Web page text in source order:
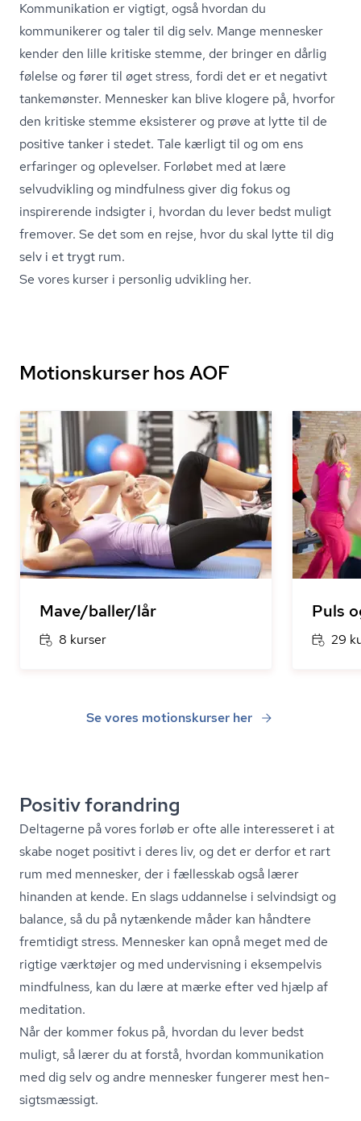
Kommunikation er vigtigt, også hvordan du
kommunikerer og taler til dig selv. Mange mennesker
kender den lille kritiske stemme, der bringer en dårlig
følelse og fører til øget stress, fordi det er et negativt
tankemønster. Mennesker kan blive klogere på, hvorfor
den kritiske stemme eksisterer og prøve at lytte til de
positive tanker i stedet. Tale kærligt til og om ens
erfaringer og oplevelser. Forløbet med at lære
selvudvikling og mindfulness giver dig fokus og
inspirerende indsigter i, hvordan du lever bedst muligt
fremover. Se det som en rejse, hvor du skal lytte til dig
selv i et trygt rum.
Se vores kurser i personlig udvikling her.
Motionskurser hos AOF
Mave/baller/lår
8 kurser
Puls
29
Se vores motionskurser her
Positiv forandring
Deltagerne på vores forløb er ofte alle interesseret i at
skabe noget positivt i deres liv, og det er derfor et rart
rum med mennesker, der i fællesskab også lærer
hinanden at kende. En slags uddannelse i selvindsigt og
balance, så du på nytænkende måder kan håndtere
fremtidigt stress. Mennesker kan opnå meget med de
rigtige værktøjer og med undervisning i eksempelvis
mindfulness, kan du lære at mærke efter ved hjælp af
meditation.
Når der kommer fokus på, hvordan du lever bedst
muligt, så lærer du at forstå, hvordan kommunikation
med dig selv og andre mennesker fungerer mest hen­
sigts­mæs­sigt.